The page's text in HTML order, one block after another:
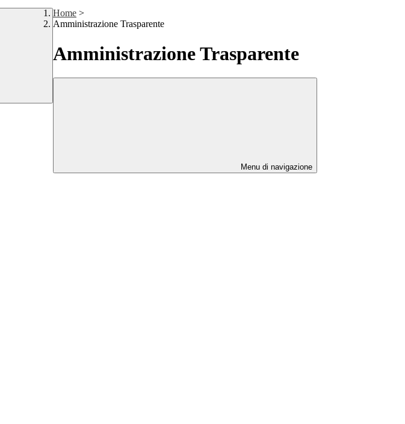
Home >
Amministrazione Trasparente
Amministrazione Trasparente
Menu di navigazione